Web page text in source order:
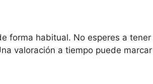
forma habitual. No esperes a
valoración a tiempo puede